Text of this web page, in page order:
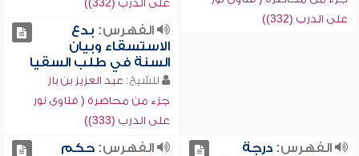
على الدرب (332))
على الدرب (332))
الفهرس: بدع
الاستسقاء وبيان
السنة في طلب السقيا
للشيخ: عبد العزيز بن باز
جزء من محاضرة ( فتاوى نور
على الدرب (333))
الفهرس:درجة
الفهرس:حكم